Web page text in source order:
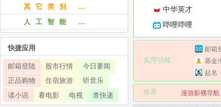
中华英才
哔哩哔哩
实用功能
邮箱
基金
起名
推荐 漫游影视导航
其它类别 …
人工智能 …
快捷应用
邮箱登陆 股市行情
今日要闻
正品购物
住宿旅游
听音乐
读小说
看电影 电视 查快递